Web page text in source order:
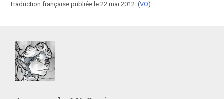
Traduction française publiée le 22 mai 2012. (VO)